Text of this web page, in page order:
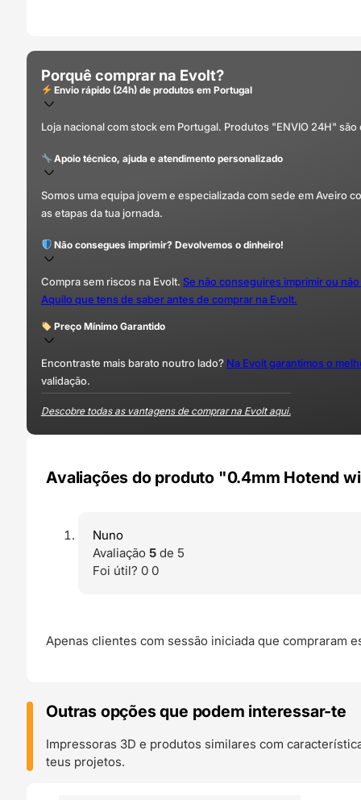
Porquê comprar na Evolt?
Envio rápido (24h) de produtos em Portugal
Loja nacional com stock em Portugal. Produtos "ENVIO 24H"
Apoio técnico, ajuda e atendimento personalizado
Somos uma equipa jovem e especializada com sede em Aveiro
as etapas da tua jornada.
Não consegues imprimir? Devolvemos o dinheiro!
Compra sem riscos na Evolt. Se não conseguires imprimir ou
Aquilo que tens de saber antes de comprar na Evolt.
Preço Mínimo Garantido
Encontraste mais barato noutro lado? Na Evolt garantimos o
validação.
Descobre todas as vantagens de comprar na Evolt aqui.
Avaliações do produto "0.4mm Hotend
Nuno
Avaliação5 de 5
Foi útil? 00
Apenas clientes com sessão iniciada que compraram
Outras opções que podem interessar-te
Impressoras 3D e produtos similares com
teus projetos.